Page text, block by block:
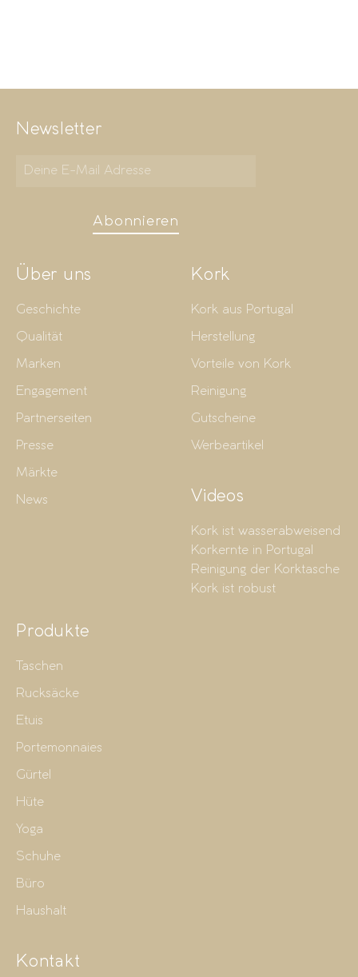
Newsletter
Abonnieren
Über uns
Geschichte
Qualität
Marken
Engagement
Partnerseiten
Presse
Märkte
News
Kork
Kork aus Portugal
Herstellung
Vorteile von Kork
Reinigung
Gutscheine
Werbeartikel
Videos
Kork ist wasserabweisend
Korkernte in Portugal
Reinigung der Korktasche
Kork ist robust
Produkte
Taschen
Rucksäcke
Etuis
Portemonnaies
Gürtel
Hüte
Yoga
Schuhe
Büro
Haushalt
Kontakt